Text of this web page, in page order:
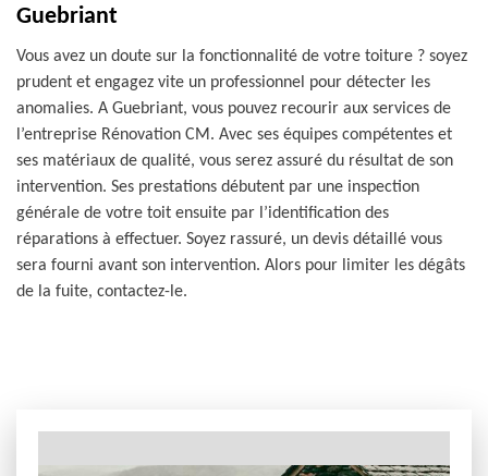
Guebriant
Vous avez un doute sur la fonctionnalité de votre toiture ? soyez
prudent et engagez vite un professionnel pour détecter les
anomalies. A Guebriant, vous pouvez recourir aux services de
l’entreprise Rénovation CM. Avec ses équipes compétentes et
ses matériaux de qualité, vous serez assuré du résultat de son
intervention. Ses prestations débutent par une inspection
générale de votre toit ensuite par l’identification des
réparations à effectuer. Soyez rassuré, un devis détaillé vous
sera fourni avant son intervention. Alors pour limiter les dégâts
de la fuite, contactez-le.